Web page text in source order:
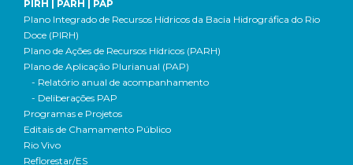
PIRH | PARH | PAP
Plano Integrado de Recursos Hídricos da Bacia Hidrográfica do Rio
Doce (PIRH)
Plano de Ações de Recursos Hídricos (PARH)
Plano de Aplicação Plurianual (PAP)
- Relatório anual de acompanhamento
- Deliberações PAP
Programas e Projetos
Editais de Chamamento Público
Rio Vivo
Reflorestar/ES